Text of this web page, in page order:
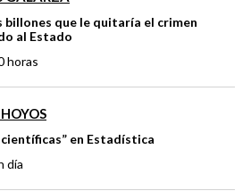
billones que le quitaría el crimen
al Estado
horas
científicas” en Estadística
día